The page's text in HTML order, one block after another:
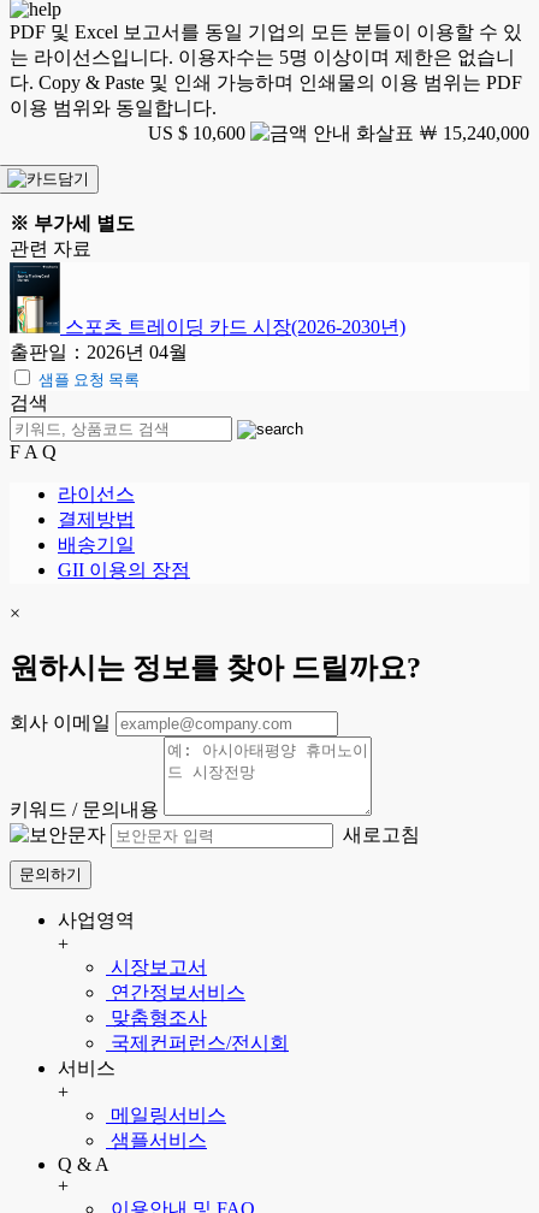
PDF 및 Excel 보고서를 동일 기업의 모든 분들이 이용할 수 있
는 라이선스입니다. 이용자수는 5명 이상이며 제한은 없습니
다. Copy & Paste 및 인쇄 가능하며 인쇄물의 이용 범위는 PDF
이용 범위와 동일합니다.
US $ 10,600
￦ 15,240,000
※ 부가세 별도
관련 자료
스포츠 트레이딩 카드 시장(2026-2030년)
출판일：2026년 04월
샘플 요청 목록
검색
F A Q
라이선스
결제방법
배송기일
GII 이용의 장점
×
원하시는 정보를 찾아 드릴까요?
회사 이메일
키워드 / 문의내용
새로고침
문의하기
사업영역
+
시장보고서
연간정보서비스
맞춤형조사
국제컨퍼런스/전시회
서비스
+
메일링서비스
샘플서비스
Q & A
+
이용안내 및 FAQ